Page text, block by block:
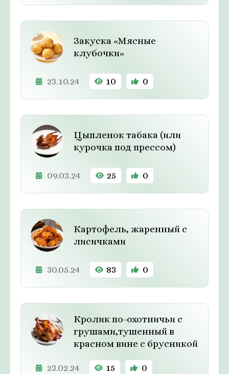
Закуска «Мясные
клубочки»
23.10.24 10 0
Цыпленок табака (или
курочка под прессом)
09.03.24 25 0
Картофель, жаренный с
лисичками
30.05.24 83 0
Кролик по-охотничьи с
грушами,тушенный в
красном вине с брусникой
23.02.24 15 0